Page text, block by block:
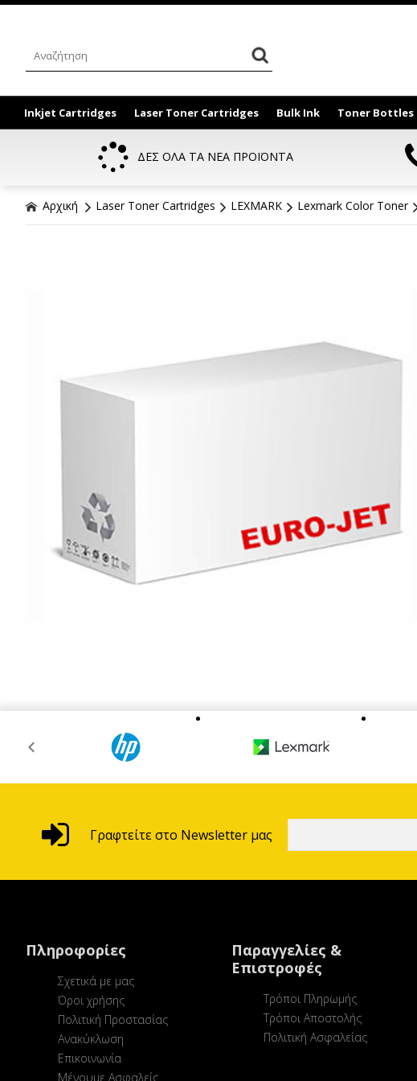
Inkjet Cartridges Laser Toner Cartridges Bulk Ink Toner Bottles
ΔΕΣ ΟΛΑ ΤΑ ΝΕΑ ΠΡΟΪΟΝΤΑ
Αρχική Laser Toner Cartridges LEXMARK Lexmark Color Toner
Γραφτείτε στο Newsletter μας
Πληροφορίες
Σχετικά με μας
Όροι χρήσης
Πολιτική Προστασίας
Ανακύκλωση
Επικοινωνία
Μένουμε Ασφαλείς
Παραγγελίες &
Επιστροφές
Τρόποι Πληρωμής
Τρόποι Αποστολής
Πολιτική Ασφαλείας